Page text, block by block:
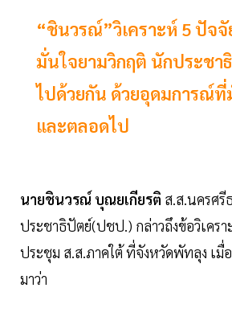
“ชินวรณ์”วิเคราะห์ 5 ปัจ
มั่นใจยามวิกฤติ นักประชา
ไปด้วยกัน ด้วยอุดมการณ์ที่
และตลอดไป
นายชินวรณ์ บุณยเกียรติ ส.ส.นครศรี
ประชาธิปัตย์(ปชป.) กล่าวถึงข้อวิเครา
ประชุม ส.ส.ภาคใต้ ที่จังหวัดพัทลุง เ
มาว่า